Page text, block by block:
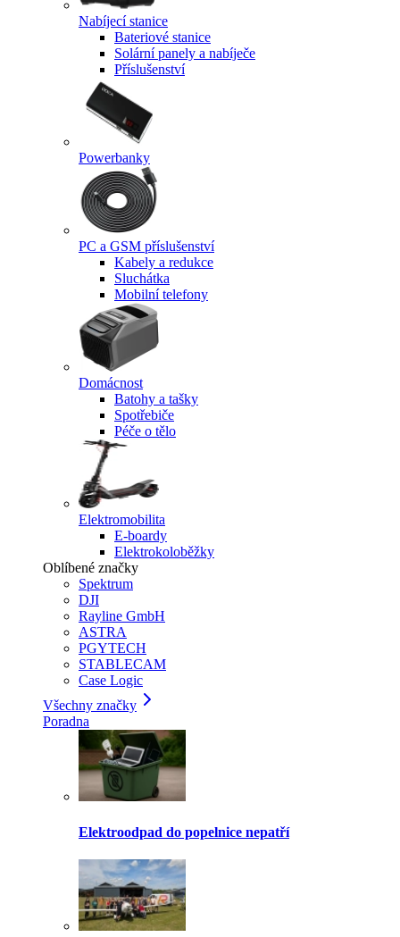
Nabíjecí stanice
Bateriové stanice
Solární panely a nabíječe
Příslušenství
Powerbanky
PC a GSM příslušenství
Kabely a redukce
Sluchátka
Mobilní telefony
Domácnost
Batohy a tašky
Spotřebiče
Péče o tělo
Elektromobilita
E-boardy
Elektrokoloběžky
Oblíbené značky
Spektrum
DJI
Rayline GmbH
ASTRA
PGYTECH
STABLECAM
Case Logic
Všechny značky
Poradna
Elektroodpad do popelnice nepatří